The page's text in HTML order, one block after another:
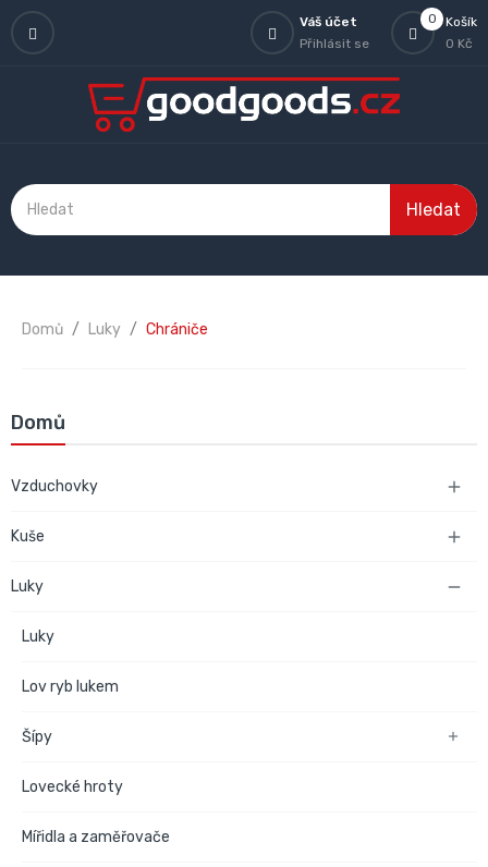
0
Košík
0 Kč
Váš účet
Přihlásit se
Hledat
Domů Luky Chrániče
Domů
Vzduchovky 
Kuše 
Luky 
Luky
Lov ryb lukem
Šípy 
Lovecké hroty
Mířidla a zaměřovače